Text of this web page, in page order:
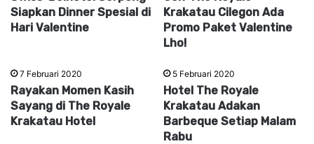
Siapkan Dinner Spesial di
Hari Valentine
Krakatau Cilegon Ada
Promo Paket Valentine
Lho!
7 Februari 2020
Rayakan Momen Kasih
Sayang di The Royale
Krakatau Hotel
5 Februari 2020
Hotel The Royale
Krakatau Adakan
Barbeque Setiap Malam
Rabu